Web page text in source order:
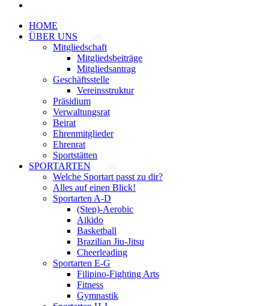
HOME
ÜBER UNS
Mitgliedschaft
Mitgliedsbeiträge
Mitgliedsantrag
Geschäftsstelle
Vereinsstruktur
Präsidium
Verwaltungsrat
Beirat
Ehrenmitglieder
Ehrenrat
Sportstätten
SPORTARTEN
Welche Sportart passt zu dir?
Alles auf einen Blick!
Sportarten A-D
(Step)-Aerobic
Aikido
Basketball
Brazilian Jiu-Jitsu
Cheerleading
Sportarten E-G
Filipino-Fighting Arts
Fitness
Gymnastik